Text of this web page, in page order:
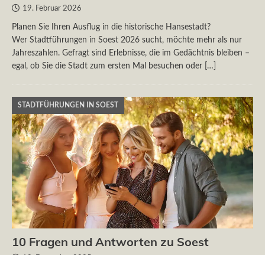
19. Februar 2026
Planen Sie Ihren Ausflug in die historische Hansestadt?
Wer Stadtführungen in Soest 2026 sucht, möchte mehr als nur
Jahreszahlen. Gefragt sind Erlebnisse, die im Gedächtnis bleiben –
egal, ob Sie die Stadt zum ersten Mal besuchen oder
[…]
STADTFÜHRUNGEN IN SOEST
10 Fragen und Antworten zu Soest